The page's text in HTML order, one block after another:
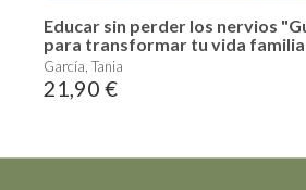
Educar sin perder los nervios
para transformar tu vida
García, Tania
21,90 €